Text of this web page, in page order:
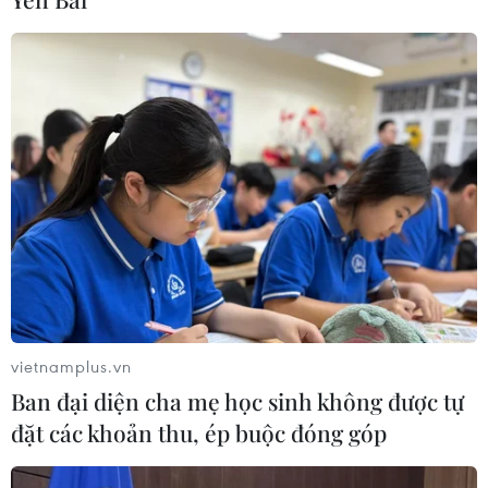
03/08/2026 05:01
Xem thêm
CƠ QUAN CHỦ QUẢN: THÔNG TẤN XÃ VIỆT NAM
Tổng Biên tập: TRẦN TIẾN DUẨN
Sở hữu trí tuệ
Quy định sử dụng
vietnamplus.vn
Ban đại diện cha mẹ học sinh không được tự
đặt các khoản thu, ép buộc đóng góp